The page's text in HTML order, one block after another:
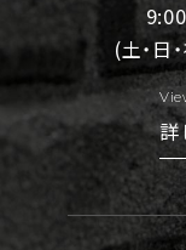
(土・日
詳